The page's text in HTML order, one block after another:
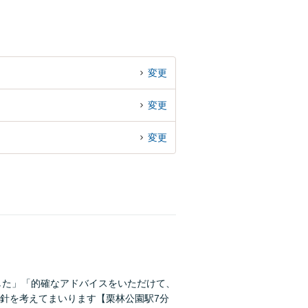
変更
変更
変更
」「的確なアドバイスをいただけて、
を考えてまいります【栗林公園駅7分